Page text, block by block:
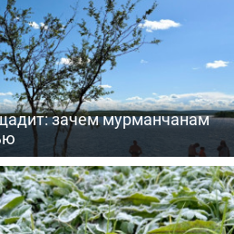
зачем мурманчанам